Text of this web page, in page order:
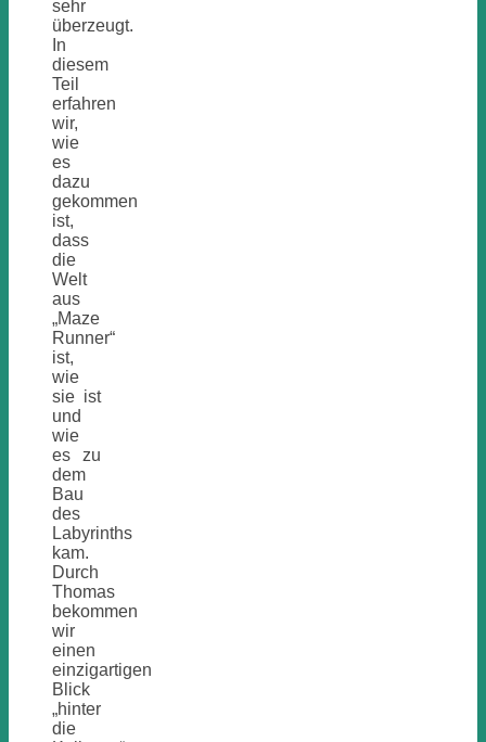
sehr
überzeugt.
In
diesem
Teil
erfahren
wir,
wie
es
dazu
gekommen
ist,
dass
die
Welt
aus
„Maze
Runner“
ist,
wie
sie ist
und
wie
es zu
dem
Bau
des
Labyrinths
kam.
Durch
Thomas
bekommen
wir
einen
einzigartigen
Blick
„hinter
die